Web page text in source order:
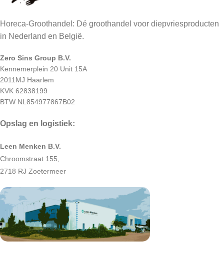
Horeca-Groothandel: Dé groothandel voor diepvriesproducten
in Nederland en België.
Zero Sins Group B.V.
Kennemerplein 20 Unit 15A
2011MJ Haarlem
KVK 62838199
BTW NL854977867B02
Opslag en logistiek:
Leen Menken B.V.
Chroomstraat 155,
2718 RJ Zoetermeer